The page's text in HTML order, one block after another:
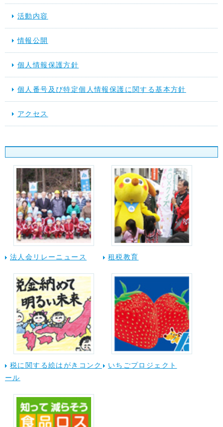
活動内容
情報公開
個人情報保護方針
個人番号及び特定個人情報保護に関する基本方針
アクセス
法人会リレーニュース 租税教育
税に関する絵はがきコンク
ール
いちごプロジェクト